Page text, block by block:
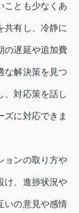
ことも少なくあ
共有し、冷静に
の遅延や追加費
な解決策を見つ
、対応策を話し
ズに対応できま
ョンの取り方や
け、進捗状況や
いの意見や感情